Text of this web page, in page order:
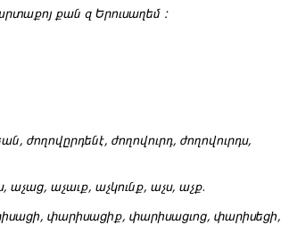
արտաքոյ քան զ Երուսաղեմ :
ժողովըրդենէ, ժողովուրդ, ժողովուրդս,
աչաւք, աչկունք, աչս, աչք.
փարիսացիք, փարիսացւոց, փարիսեցի,